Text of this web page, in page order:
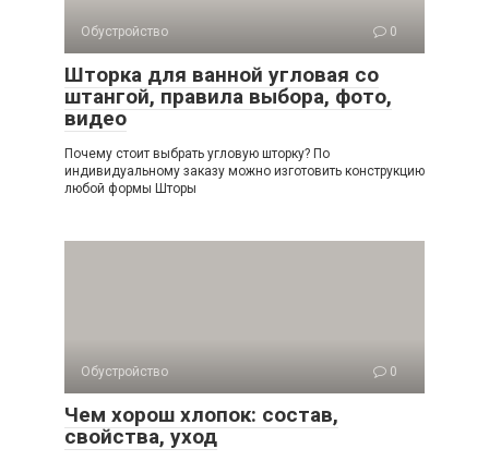
Обустройство 0
Шторка для ванной угловая со
штангой, правила выбора, фото,
видео
Почему стоит выбрать угловую шторку? По
индивидуальному заказу можно изготовить конструкцию
любой формы Шторы
Обустройство 0
Чем хорош хлопок: состав,
свойства, уход